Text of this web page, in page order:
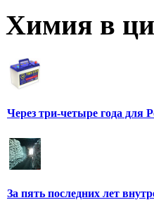
Химия в
Через три-четыре года для
За пять последних лет